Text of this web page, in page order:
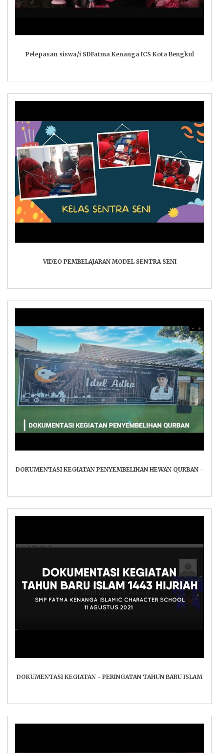
Pelepasan siswa/i SDFatma Kenanga ICS Kota Bengkul
VIDEO PEMBELAJARAN MODEL SENTRA SENI
DOKUMENTASI KEGIATAN PENYEMBELIHAN HEWAN QURBAN -
DOKUMENTASI KEGIATAN - PERINGATAN TAHUN BARU ISLAM